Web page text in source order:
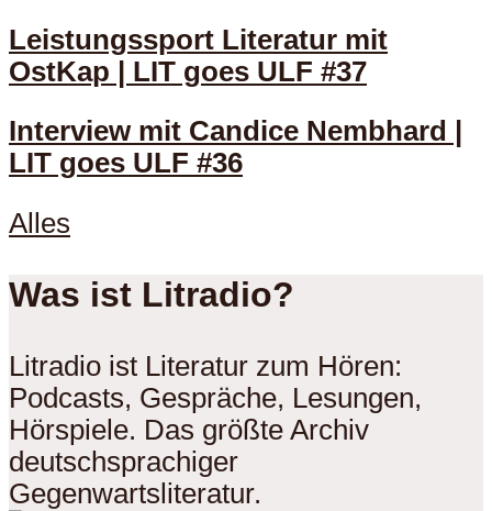
Leistungssport Literatur mit
OstKap | LIT goes ULF #37
Interview mit Candice Nembhard |
LIT goes ULF #36
Alles
Was ist Litradio?
Litradio ist Literatur zum Hören:
Podcasts, Gespräche, Lesungen,
Hörspiele. Das größte Archiv
deutschsprachiger
Gegenwartsliteratur.